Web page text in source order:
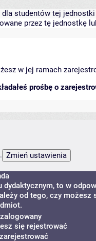
studentów tej
przez tę jednostkę
w jej ramach
prośbę o
.
to w
od tego, czy możesz
się rejestrować